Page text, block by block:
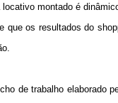
montado é
que os resultados do
de trabalho elaborado